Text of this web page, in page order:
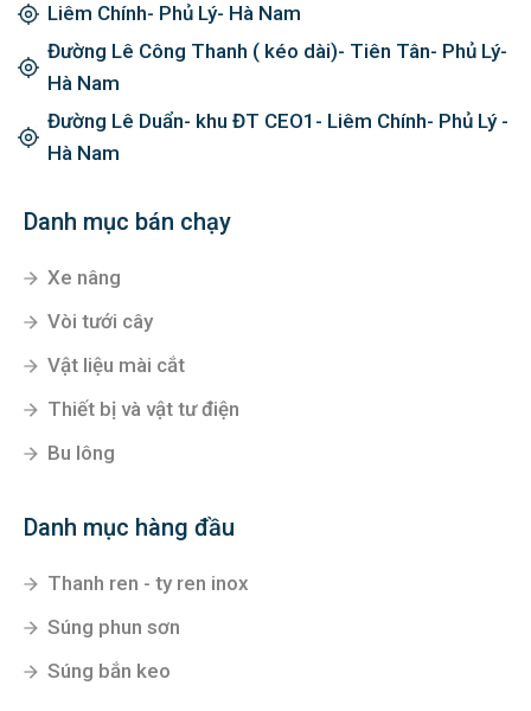
Liêm Chính- Phủ Lý- Hà Nam
Đường Lê Công Thanh ( kéo dài)- Tiên Tân- Phủ Lý-
Hà Nam
Đường Lê Duẩn- khu ĐT CEO1- Liêm Chính- Phủ Lý -
Hà Nam
Danh mục bán chạy
Xe nâng
Vòi tưới cây
Vật liệu mài cắt
Thiết bị và vật tư điện
Bu lông
Danh mục hàng đầu
Thanh ren - ty ren inox
Súng phun sơn
Súng bắn keo